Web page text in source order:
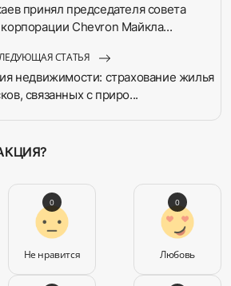
принял председателя совета
Chevron Майкла...
СТАТЬЯ
недвижимости: страхование жилья
связанных с приро...
Не нравится
0
Любовь
0